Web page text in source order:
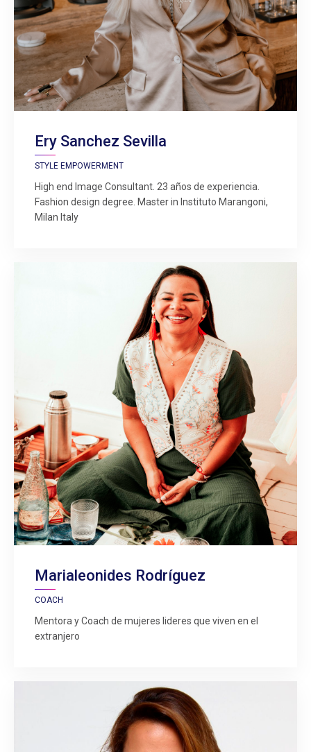
Ery Sanchez Sevilla
STYLE EMPOWERMENT
High end Image Consultant. 23 años de experiencia.
Fashion design degree. Master in Instituto Marangoni,
Milan Italy
Marialeonides Rodríguez
COACH
Mentora y Coach de mujeres lideres que viven en el
extranjero